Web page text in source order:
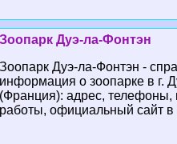
Зоопарк Дуэ-ла-Фонтэн
Зоопарк Дуэ-ла-Фонтэн -
информация о зоопарке в г.
(Франция): адрес, телефоны,
работы, официальный сайт в